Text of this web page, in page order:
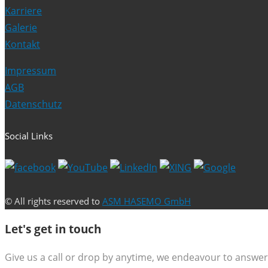
Karriere
Galerie
Kontakt
Impressum
AGB
Datenschutz
Social Links
© All rights reserved to ASM HASEMO GmbH
Let's get in touch
Give us a call or drop by anytime, we endeavour to